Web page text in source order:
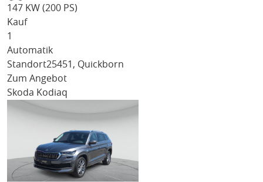
147 KW (200 PS)
Kauf
1
Automatik
Standort25451, Quickborn
Zum Angebot
Skoda Kodiaq